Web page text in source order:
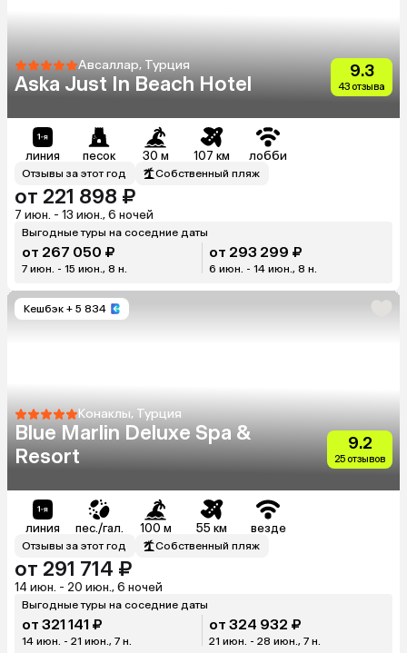
Авсаллар, Турция
Aska Just In Beach Hotel
9.3
43 отзыва
линия песок 30 м 107 км лобби
Отзывы за этот год Собственный пляж
от 221 898 ₽
7 июн. - 13 июн., 6 ночей
Выгодные туры на соседние даты
от 267 050 ₽
7 июн. - 15 июн., 8 н.
от 293 299 ₽
6 июн. - 14 июн., 8 н.
Кешбэк + 5 834
Конаклы, Турция
Blue Marlin Deluxe Spa &
Resort
9.2
25 отзывов
линия пес./гал. 100 м 55 км везде
Отзывы за этот год Собственный пляж
от 291 714 ₽
14 июн. - 20 июн., 6 ночей
Выгодные туры на соседние даты
от 321 141 ₽
14 июн. - 21 июн., 7 н.
от 324 932 ₽
21 июн. - 28 июн., 7 н.